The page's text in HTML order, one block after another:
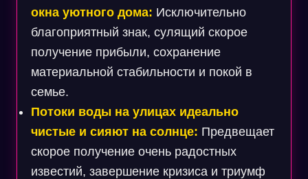
окна уютного дома: Исключительно
благоприятный знак, сулящий скорое
получение прибыли, сохранение
материальной стабильности и покой в
семье.
Потоки воды на улицах идеально
чистые и сияют на солнце: Предвещает
скорое получение очень радостных
известий, завершение кризиса и триумф